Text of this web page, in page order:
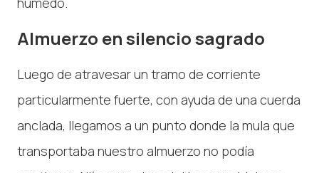
Almuerzo en silencio sagrado
Luego de atravesar un tramo de corriente
particularmente fuerte, con ayuda de una cuerda
anclada, llegamos a un punto donde la mula que
transportaba nuestro almuerzo no podía